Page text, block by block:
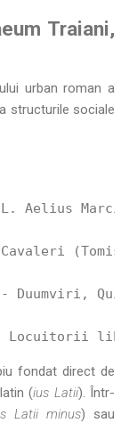
Traiani,
urban roman a
structurile sociale
Aelius
(Tomis
Duumviri,
fondat direct de
(ius Latii). Într-
Latii minus) sau